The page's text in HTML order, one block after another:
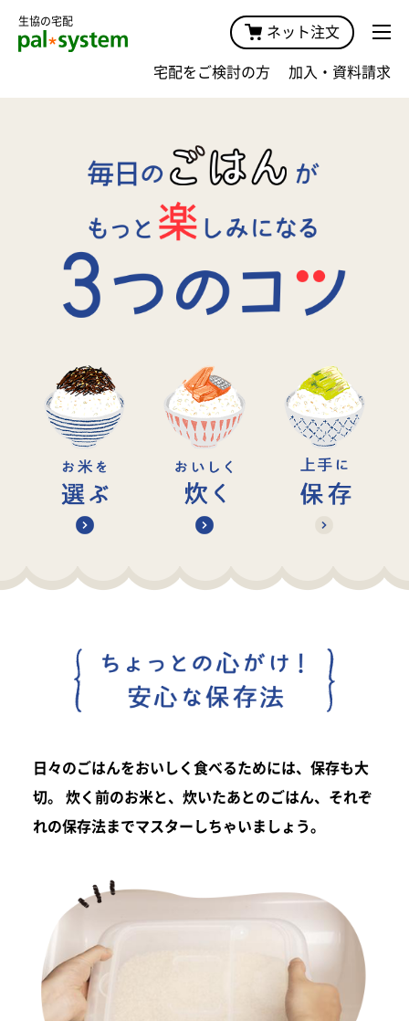
生協の宅配
ネット注文
宅配をご検討の方 加入・資料請求
日々のごはんをおいしく食べるためには、保存も大
切。
炊く前のお米と、炊いたあとのごはん、 それぞ
れの保存法までマスターしちゃいましょう。